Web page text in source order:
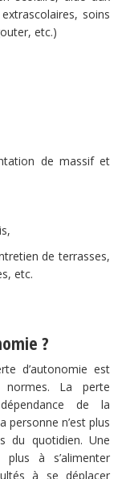
soins
etc.)
de massif et
de terrasses,
etc.
?
d’autonomie est
La perte
de la
personne n’est plus
du quotidien. Une
plus à s’alimenter
à se déplacer